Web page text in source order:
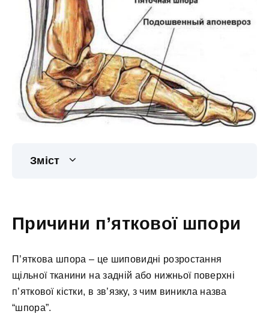
Зміст
Причини п’яткової шпори
П’яткова шпора – це шиповидні розростання
щільної тканини на задній або нижньої поверхні
п’яткової кістки, в зв’язку, з чим виникла назва
“шпора”.